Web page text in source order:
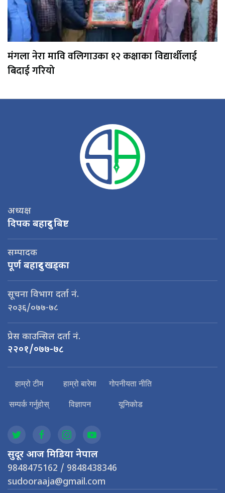
मंगला नेरा मावि वलिगाउका १२ कक्षाका विद्यार्थीलाई
बिदाई गरियो
अध्यक्ष
दिपक बहादुर बिष्ट
सम्पादक
पूर्ण बहादुर खड्का
सूचना विभाग दर्ता नं.
२०३६/०७७-७८
प्रेस काउन्सिल दर्ता नं.
२२०१/०७७-७८
हाम्रो टीम हाम्रो बारेमा गोपनीयता नीति
सम्पर्क गर्नुहोस् विज्ञापन यूनिकोड
सुदूर आज मिडिया नेपाल
9848475162 / 9848438346
sudooraaja@gmail.com